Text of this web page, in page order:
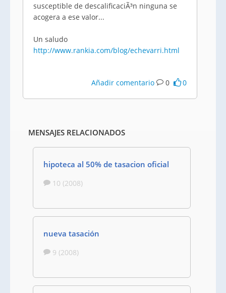
susceptible de descalificaciÃ³n ninguna se
acogera a ese valor...
Un saludo
http://www.rankia.com/blog/echevarri.html
Añadir comentario 0 0
MENSAJES RELACIONADOS
hipoteca al 50% de tasacion oficial
10 (2008)
nueva tasación
9 (2008)